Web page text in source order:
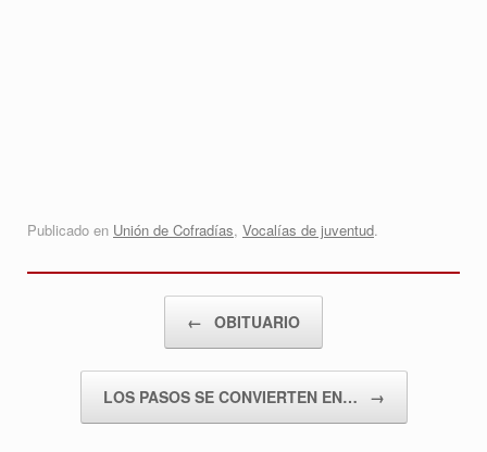
Publicado en Unión de Cofradías, Vocalías de juventud.
← OBITUARIO
LOS PASOS SE CONVIERTEN EN… →